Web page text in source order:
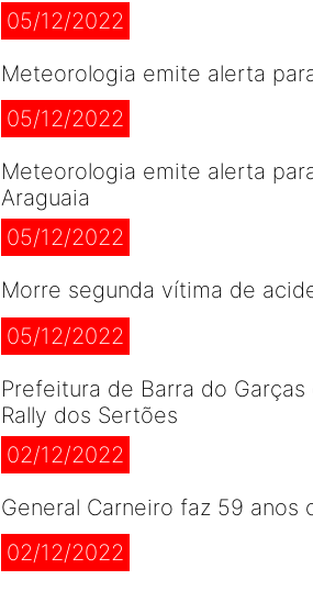
05/12/2022
Meteorologia emite alerta
05/12/2022
Meteorologia emite alerta
Araguaia
05/12/2022
Morre segunda vítima de
05/12/2022
Prefeitura de Barra do
Rally dos Sertões
02/12/2022
General Carneiro faz 59
02/12/2022